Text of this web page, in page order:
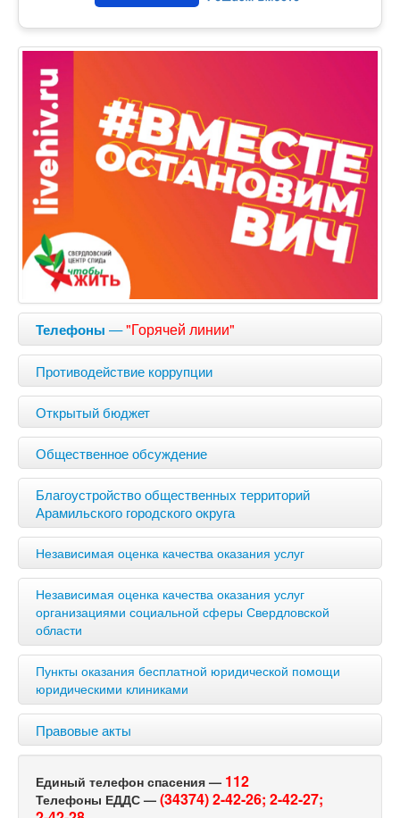
Телефоны —"Горячей линии"
Противодействие коррупции
Открытый бюджет
Общественное обсуждение
Благоустройство общественных территорий
Арамильского городского округа
Независимая оценка качества оказания услуг
Независимая оценка качества оказания услуг
организациями социальной сферы Свердловской
области
Пункты оказания бесплатной юридической помощи
юридическими клиниками
Правовые акты
Единый телефон спасения — 112
Телефоны ЕДДС — (34374) 2-42-26; 2-42-27;